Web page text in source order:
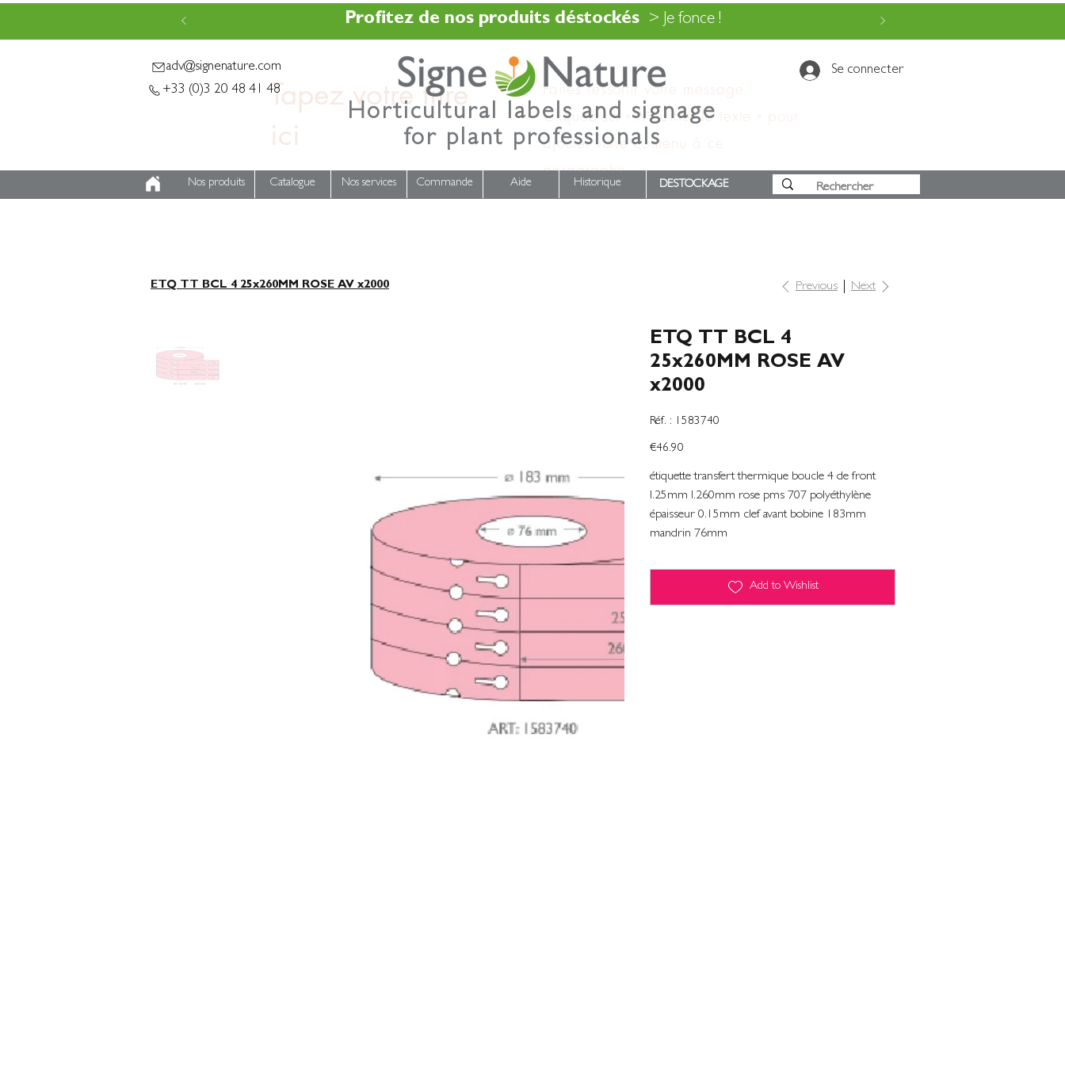
Profitez de nos produits déstockés > Je fonce !
Tapez votre titre
Faites ressortir votre message.
Cliquez sur « Modifier le texte » pour
ajouter votre contenu à ce
paragraphe.
adv@signenature.com
+33 (0)3 20 48 41 48
Se connecter
Horticultural labels and signage
for plant professionals
Nos produits Catalogue Nos services Commande Aide Historique DESTOCKAGE
ETQ TT BCL 4 25x260MM ROSE AV x2000 Previous Next
ETQ TT BCL 4
25x260MM ROSE AV
x2000
Réf. :
SKU
1583740
1583740
Price
€46.90
étiquette transfert thermique boucle 4 de front
l.25mm l.260mm rose pms 707 polyéthylène
épaisseur 0.15mm clef avant bobine 183mm
mandrin 76mm
Add to Wishlist